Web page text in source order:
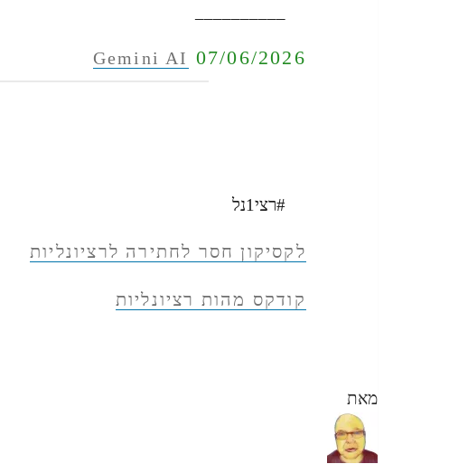
Gemini AI 07/06/2026
#רצי1נל
לקסיקון חסר לחתירה לרציונליות
קודקס מהות רציונליות
מאת